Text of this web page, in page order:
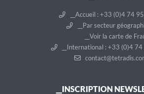
__Accueil : +33 (0)4 74
__Par secteur
__Voir la carte de
__International : +33 (0)4
__INSCRIPTION